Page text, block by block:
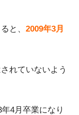
と、 2009年3月
れていないよう
4月卒業になり